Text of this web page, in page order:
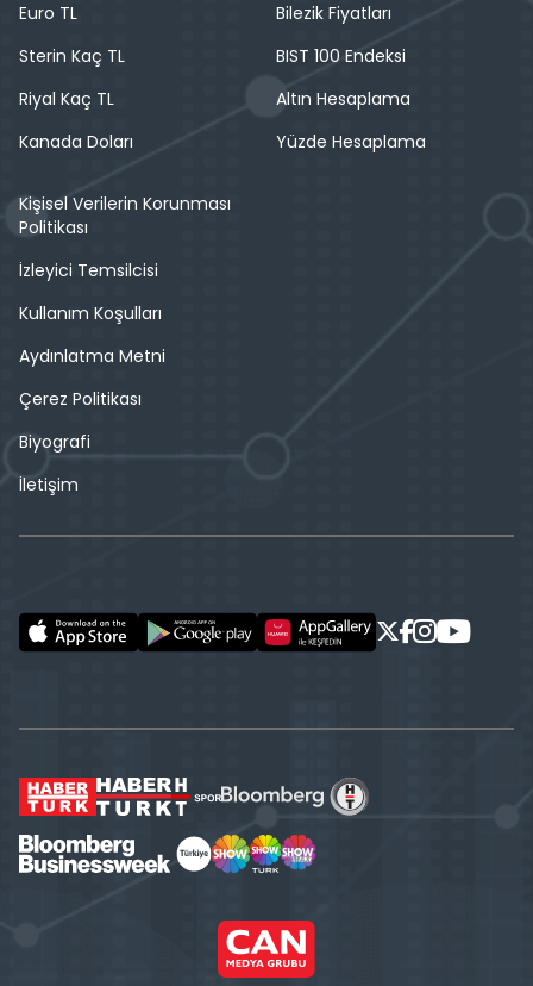
Euro TL
Sterin Kaç TL
Riyal Kaç TL
Kanada Doları
Bilezik Fiyatları
BIST 100 Endeksi
Altın Hesaplama
Yüzde Hesaplama
Kişisel Verilerin Korunması
Politikası
İzleyici Temsilcisi
Kullanım Koşulları
Aydınlatma Metni
Çerez Politikası
Biyografi
İletişim